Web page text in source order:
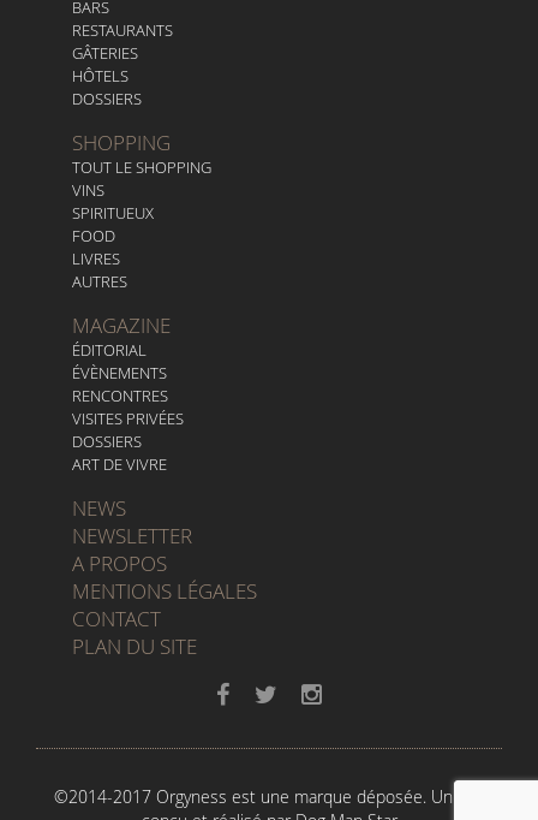
BARS
RESTAURANTS
GÂTERIES
HÔTELS
DOSSIERS
SHOPPING
TOUT LE SHOPPING
VINS
SPIRITUEUX
FOOD
LIVRES
AUTRES
MAGAZINE
ÉDITORIAL
ÉVÈNEMENTS
RENCONTRES
VISITES PRIVÉES
DOSSIERS
ART DE VIVRE
NEWS
NEWSLETTER
A PROPOS
MENTIONS LÉGALES
CONTACT
PLAN DU SITE
©2014-2017 Orgyness est une marque déposée. Un site